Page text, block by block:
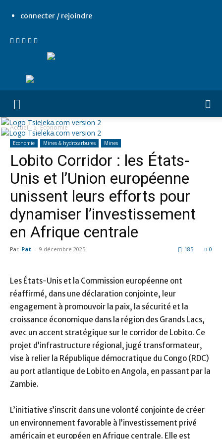
connecter / rejoindre
Accueil Economie
Economie Mines & hydrocarbures Mines
Lobito Corridor : les États-
Unis et l’Union européenne
unissent leurs efforts pour
dynamiser l’investissement
en Afrique centrale
Par Pat - 9 décembre 2025 0
185
Les États-Unis et la Commission européenne ont
réaffirmé, dans une déclaration conjointe, leur
engagement à promouvoir la paix, la sécurité et la
croissance économique dans la région des Grands Lacs,
avec un accent stratégique sur le corridor de Lobito. Ce
projet d’infrastructure régional, jugé transformateur,
vise à relier la République démocratique du Congo (RDC)
au port atlantique de Lobito en Angola, en passant par la
Zambie.
L’initiative s’inscrit dans une volonté conjointe de créer
un environnement favorable à l’investissement privé
américain et européen en Afrique centrale. Elle est